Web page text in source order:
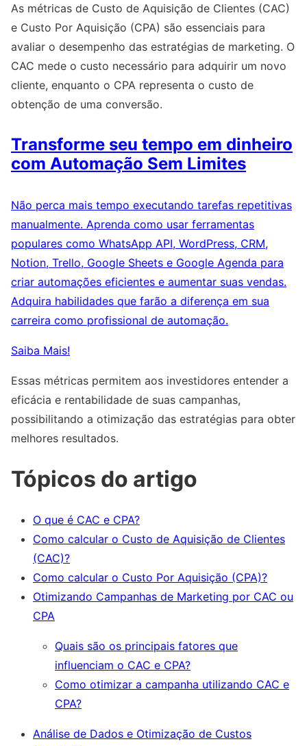
As métricas de Custo de Aquisição de Clientes (CAC)
e Custo Por Aquisição (CPA) são essenciais para
avaliar o desempenho das estratégias de marketing. O
CAC mede o custo necessário para adquirir um novo
cliente, enquanto o CPA representa o custo de
obtenção de uma conversão.
Transforme seu tempo em dinheiro
com Automação Sem Limites
Não perca mais tempo executando tarefas repetitivas
manualmente. Aprenda como usar ferramentas
populares como WhatsApp API, WordPress, CRM,
Notion, Trello, Google Sheets e Google Agenda para
criar automações eficientes e aumentar suas vendas.
Adquira habilidades que farão a diferença em sua
carreira como profissional de automação.
Saiba Mais!
Essas métricas permitem aos investidores entender a
eficácia e rentabilidade de suas campanhas,
possibilitando a otimização das estratégias para obter
melhores resultados.
Tópicos do artigo
O que é CAC e CPA?
Como calcular o Custo de Aquisição de Clientes
(CAC)?
Como calcular o Custo Por Aquisição (CPA)?
Otimizando Campanhas de Marketing por CAC ou
CPA
Quais são os principais fatores que
influenciam o CAC e CPA?
Como otimizar a campanha utilizando CAC e
CPA?
Análise de Dados e Otimização de Custos